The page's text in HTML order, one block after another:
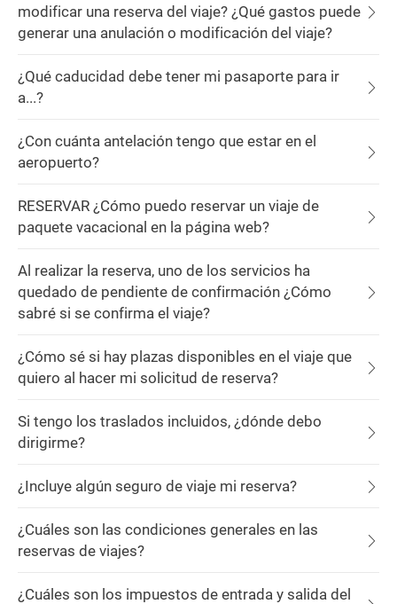
modificar una reserva del viaje? ¿Qué gastos puede
generar una anulación o modificación del viaje?
¿Qué caducidad debe tener mi pasaporte para ir
a...?
¿Con cuánta antelación tengo que estar en el
aeropuerto?
RESERVAR ¿Cómo puedo reservar un viaje de
paquete vacacional en la página web?
Al realizar la reserva, uno de los servicios ha
quedado de pendiente de confirmación ¿Cómo
sabré si se confirma el viaje?
¿Cómo sé si hay plazas disponibles en el viaje que
quiero al hacer mi solicitud de reserva?
Si tengo los traslados incluidos, ¿dónde debo
dirigirme?
¿Incluye algún seguro de viaje mi reserva?
¿Cuáles son las condiciones generales en las
reservas de viajes?
¿Cuáles son los impuestos de entrada y salida del